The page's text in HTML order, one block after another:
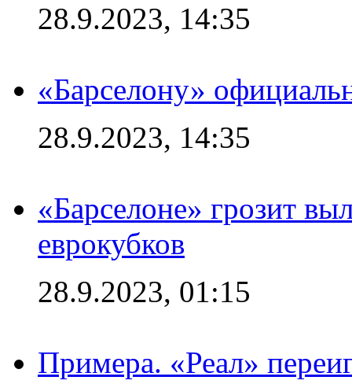
28.9.2023, 14:35
«Барселону»
28.9.2023, 14:35
«Барселоне» грозит
еврокубков
28.9.2023, 01:15
Примера. «Реал»